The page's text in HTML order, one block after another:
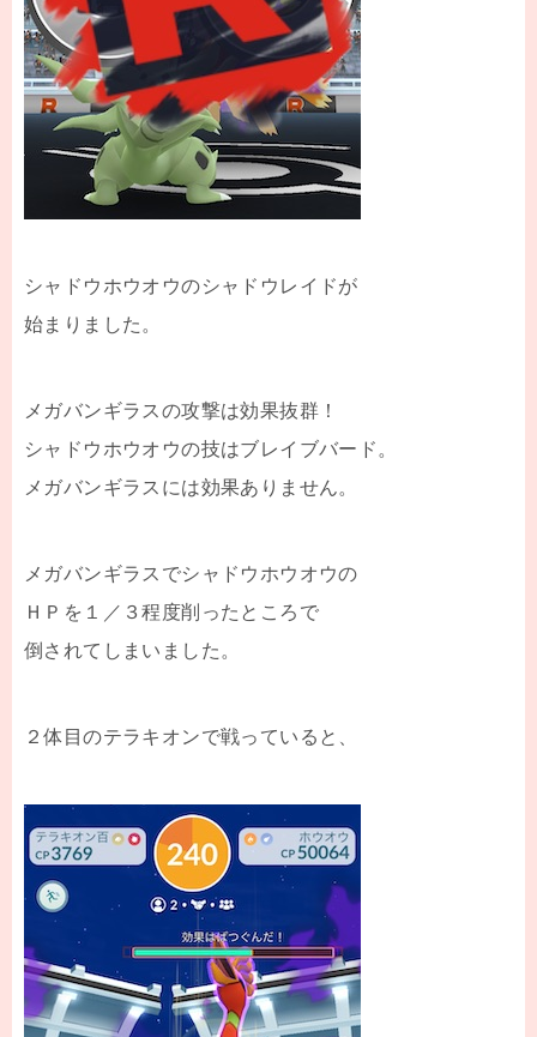
シャドウホウオウのシャドウレイドが
始まりました。
メガバンギラスの攻撃は効果抜群！
シャドウホウオウの技はブレイブバード。
メガバンギラスには効果ありません。
メガバンギラスでシャドウホウオウの
ＨＰを１／３程度削ったところで
倒されてしまいました。
２体目のテラキオンで戦っていると、